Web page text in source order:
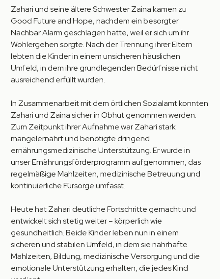
Zahari und seine ältere Schwester Zaina kamen zu
Good Future and Hope, nachdem ein besorgter
Nachbar Alarm geschlagen hatte, weil er sich um ihr
Wohlergehen sorgte. Nach der Trennung ihrer Eltern
lebten die Kinder in einem unsicheren häuslichen
Umfeld, in dem ihre grundlegenden Bedürfnisse nicht
ausreichend erfüllt wurden.
In Zusammenarbeit mit dem örtlichen Sozialamt konnten
Zahari und Zaina sicher in Obhut genommen werden.
Zum Zeitpunkt ihrer Aufnahme war Zahari stark
mangelernährt und benötigte dringend
ernährungsmedizinische Unterstützung. Er wurde in
unser Ernährungsförderprogramm aufgenommen, das
regelmäßige Mahlzeiten, medizinische Betreuung und
kontinuierliche Fürsorge umfasst.
Heute hat Zahari deutliche Fortschritte gemacht und
entwickelt sich stetig weiter – körperlich wie
gesundheitlich. Beide Kinder leben nun in einem
sicheren und stabilen Umfeld, in dem sie nahrhafte
Mahlzeiten, Bildung, medizinische Versorgung und die
emotionale Unterstützung erhalten, die jedes Kind